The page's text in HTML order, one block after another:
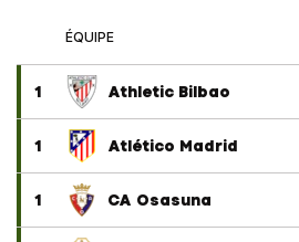
ÉQUIPE
1 Athletic Bilbao
1 Atlético Madrid
1 CA Osasuna